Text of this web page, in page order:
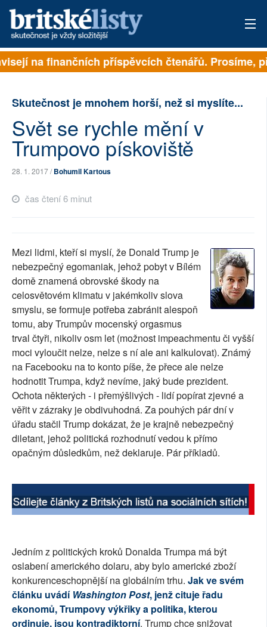
PŘIHLÁSIT
ROZHOVORY
TÉMATA
NEJČTENĚJŠÍ ZA 7 DNÍ
PŘÍSPĚVKY NA PROVOZ
SOCIÁLNÍ SÍTĚ
RUBRIKY
PLNÁ VERZE STRÁNEK
na finančních příspěvcích čtenářů. Prosíme,
Skutečnost je mnohem horší, než si myslíte...
Svět se rychle mění v
Trumpovo pískoviště
28. 1. 2017 /Bohumil Kartous
čas čtení 6 minut
Mezi lidmi, kteří si myslí, že Donald Trump je
nebezpečný egomaniak, jehož pobyt v Bílém
domě znamená obrovské škody na
celosvětovém klimatu v jakémkoliv slova
smyslu, se formuje potřeba zabránit alespoň
tomu, aby Trumpův mocenský orgasmus
trval čtyři, nikoliv osm let (možnost impeachmentu či vyšší
moci vyloučit nelze, nelze s ní ale ani kalkulovat). Známý
na Facebooku na to konto píše, že přece ale nelze
hodnotit Trumpa, když nevíme, jaký bude prezident.
Ochota některých - i přemýšlivých - lidí popírat zjevné a
věřit v zázraky je obdivuhodná. Za pouhých pár dní v
úřadu stačil Trump dokázat, že je krajně nebezpečný
diletant, jehož politická rozhodnutí vedou k přímo
opačným důsledkům, než deklaruje. Pár příkladů.
Jedním z politických kroků Donalda Trumpa má být
oslabení amerického dolaru, aby bylo americké zboží
konkurenceschopnější na globálním trhu. Jak ve svém
článku uvádí Washington Post, jenž cituje řadu
ekonomů, Trumpovy výkřiky a politika, kterou
ordinuje, jsou kontradiktorní. Trump chce snižovat